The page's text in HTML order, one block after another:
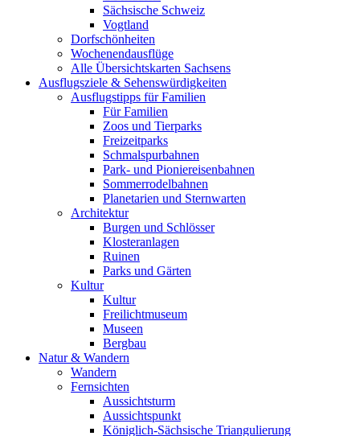
Sächsische Schweiz
Vogtland
Dorfschönheiten
Wochenendausflüge
Alle Übersichtskarten Sachsens
Ausflugsziele & Sehenswürdigkeiten
Ausflugstipps für Familien
Für Familien
Zoos und Tierparks
Freizeitparks
Schmalspurbahnen
Park- und Pioniereisenbahnen
Sommerrodelbahnen
Planetarien und Sternwarten
Architektur
Burgen und Schlösser
Klosteranlagen
Ruinen
Parks und Gärten
Kultur
Kultur
Freilichtmuseum
Museen
Bergbau
Natur & Wandern
Wandern
Fernsichten
Aussichtsturm
Aussichtspunkt
Königlich-Sächsische Triangulierung